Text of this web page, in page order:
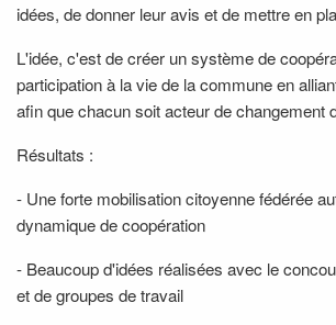
idées, de donner leur avis et de mettre en
L'idée, c'est de créer un système de
participation à la vie de la commune en
afin que chacun soit acteur de changement
Résultats :
- Une forte mobilisation citoyenne fédérée
dynamique de coopération
- Beaucoup d'idées réalisées avec le
et de groupes de travail